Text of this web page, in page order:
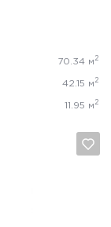
70.34 м 2
42.15 м 2
11.95 м 2